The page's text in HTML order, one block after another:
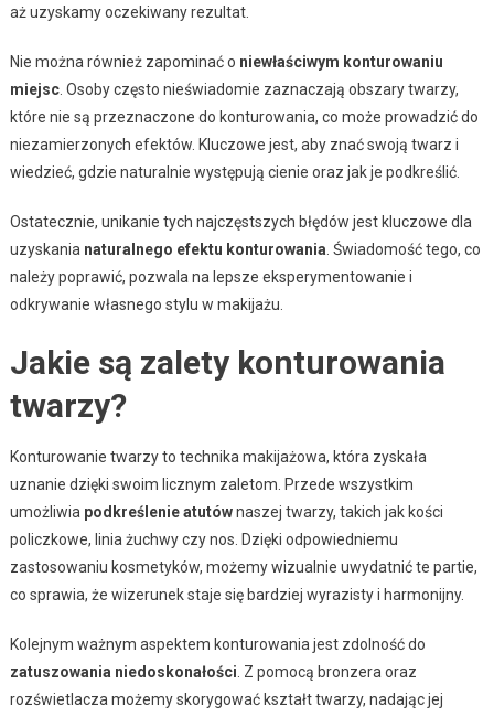
aż uzyskamy oczekiwany rezultat.
Nie można również zapominać o niewłaściwym konturowaniu
miejsc. Osoby często nieświadomie zaznaczają obszary twarzy,
które nie są przeznaczone do konturowania, co może prowadzić do
niezamierzonych efektów. Kluczowe jest, aby znać swoją twarz i
wiedzieć, gdzie naturalnie występują cienie oraz jak je podkreślić.
Ostatecznie, unikanie tych najczęstszych błędów jest kluczowe dla
uzyskania naturalnego efektu konturowania . Świadomość tego, co
należy poprawić, pozwala na lepsze eksperymentowanie i
odkrywanie własnego stylu w makijażu.
Jakie są zalety konturowania
twarzy?
Konturowanie twarzy to technika makijażowa, która zyskała
uznanie dzięki swoim licznym zaletom. Przede wszystkim
umożliwia podkreślenie atutównaszej twarzy, takich jak kości
policzkowe, linia żuchwy czy nos. Dzięki odpowiedniemu
zastosowaniu kosmetyków, możemy wizualnie uwydatnić te partie,
co sprawia, że wizerunek staje się bardziej wyrazisty i harmonijny.
Kolejnym ważnym aspektem konturowania jest zdolność do
zatuszowania niedoskonałości . Z pomocą bronzera oraz
rozświetlacza możemy skorygować kształt twarzy, nadając jej